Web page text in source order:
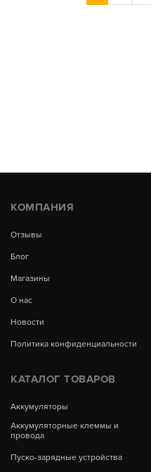
КОМПАНИЯ
Отзывы
Блог
Магазины
О нас
Новости
Политика конфиденциальности
КАТАЛОГ ТОВАРОВ
Аккумуляторы
Аккумуляторные клеммы и
провода
Пуско-зарядные устройства